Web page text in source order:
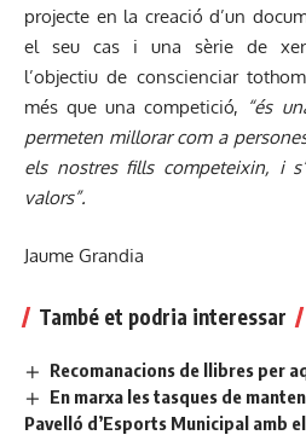
projecte en la creació d’un
el seu cas i una sèrie de
l’objectiu de conscienciar
més que una competició, “és
permeten millorar com a
els nostres fills competeixin, i
valors”.
Jaume Grandia
També et podria interessar
Recomanacions de llibres per
En marxa les tasques de
Pavelló d’Esports Municipal amb